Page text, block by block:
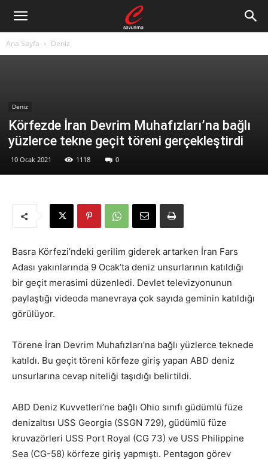
Ana Sayfa Deniz
Deniz
Körfezde İran Devrim Muhafızları’na bağlı
yüzlerce tekne geçit töreni gerçekleştirdi
10 Ocak 2021 1118 0
Basra Körfezi’ndeki gerilim giderek artarken İran Fars
Adası yakınlarında 9 Ocak’ta deniz unsurlarının katıldığı
bir geçit merasimi düzenledi. Devlet televizyonunun
paylaştığı videoda manevraya çok sayıda geminin katıldığı
görülüyor.
Törene İran Devrim Muhafızları’na bağlı yüzlerce teknede
katıldı. Bu geçit töreni körfeze giriş yapan ABD deniz
unsurlarına cevap niteliği taşıdığı belirtildi.
ABD Deniz Kuvvetleri’ne bağlı Ohio sınıfı güdümlü füze
denizaltısı USS Georgia (SSGN 729), güdümlü füze
kruvazörleri USS Port Royal (CG 73) ve USS Philippine
Sea (CG-58) körfeze giriş yapmıştı. Pentagon görev